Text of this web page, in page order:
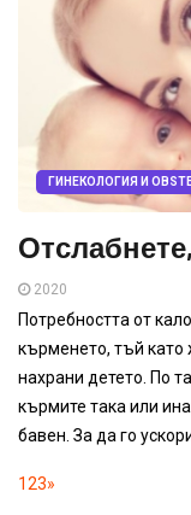
ГИНЕКОЛОГИЯ И
2020
Потребността от
кърменето, тъй като
нахрани детето. По
кърмите така или
бавен. За да го
123»